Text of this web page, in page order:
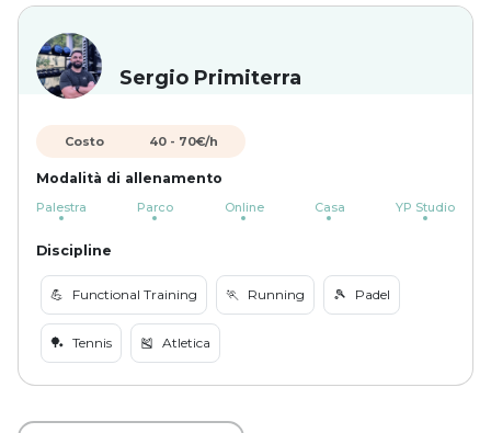
Sergio Primiterra
Costo 40- 70€/h
Modalità di allenamento
Palestra Parco Online Casa YP Studio
Discipline
💪 Functional Training 🏃 Running 🎾 Padel
🏓 Tennis 🎽 Atletica